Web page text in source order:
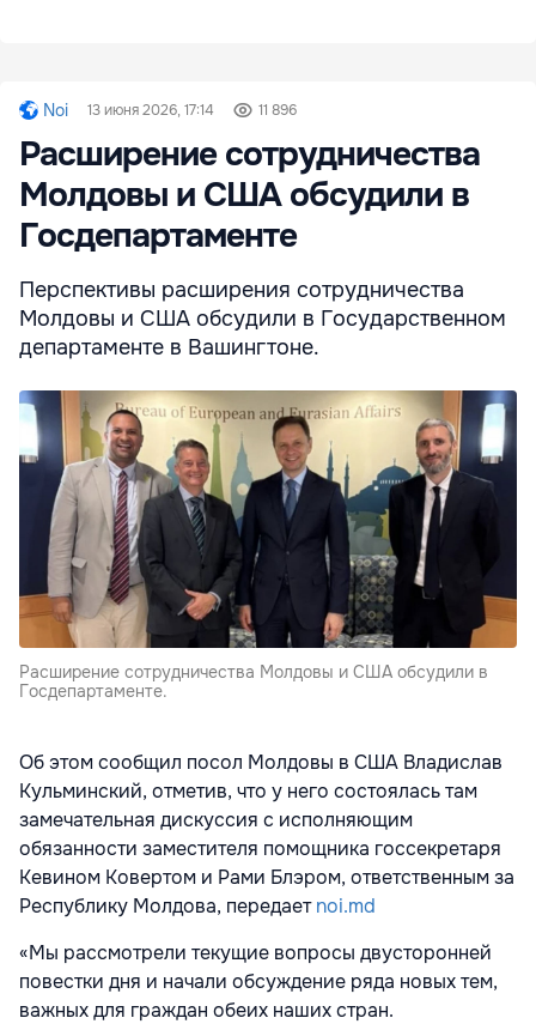
Noi 13 июня 2026, 17:14 11 896
Расширение сотрудничества
Молдовы и США обсудили в
Госдепартаменте
Перспективы расширения сотрудничества
Молдовы и США обсудили в Государственном
департаменте в Вашингтоне.
Расширение сотрудничества Молдовы и США обсудили в
Госдепартаменте.
Об этом сообщил посол Молдовы в США Владислав
Кульминский, отметив, что у него состоялась там
замечательная дискуссия с исполняющим
обязанности заместителя помощника госсекретаря
Кевином Ковертом и Рами Блэром, ответственным за
Республику Молдова, передаетnoi.md
«Мы рассмотрели текущие вопросы двусторонней
повестки дня и начали обсуждение ряда новых тем,
важных для граждан обеих наших стран.